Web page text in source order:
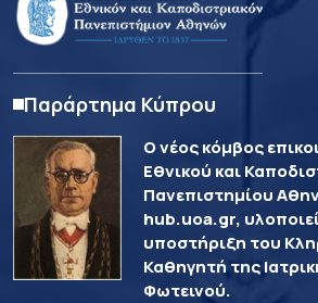
Παράρτημα Κύπρου
Ο νέος κόμβος
Εθνικού και
Πανεπιστημίου
hub.uoa.gr,
υποστήριξη του
Καθηγητή της
Φωτεινού.